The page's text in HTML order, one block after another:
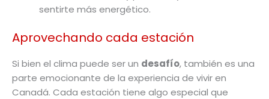
sentirte más energético.
Aprovechando cada estación
Si bien el clima puede ser un desafío, también es una
parte emocionante de la experiencia de vivir en
Canadá. Cada estación tiene algo especial que